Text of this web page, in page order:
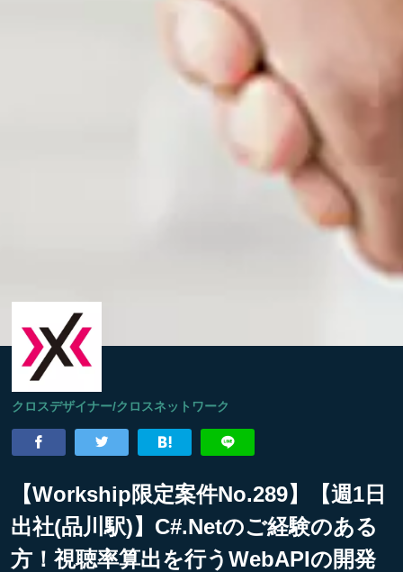
クロスデザイナー/クロスネットワーク
【Workship限定案件No.289】【週1日
出社(品川駅)】C#.Netのご経験のある
方！視聴率算出を行うWebAPIの開発